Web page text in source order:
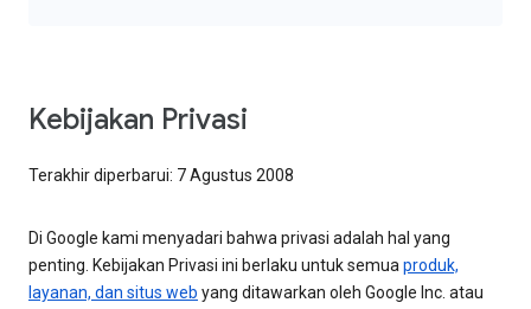
Kebijakan Privasi
Terakhir diperbarui: 7 Agustus 2008
Di Google kami menyadari bahwa privasi adalah hal yang
penting. Kebijakan Privasi ini berlaku untuk semua produk,
layanan, dan situs web yang ditawarkan oleh Google Inc. atau